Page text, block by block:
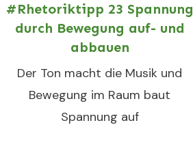
#Rhetoriktipp 23 Spannung
durch Bewegung auf- und
abbauen
Der Ton macht die Musik und
Bewegung im Raum baut
Spannung auf